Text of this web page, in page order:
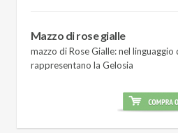
Mazzo di rose gialle
mazzo di Rose Gialle: nel
rappresentano la Gelosia